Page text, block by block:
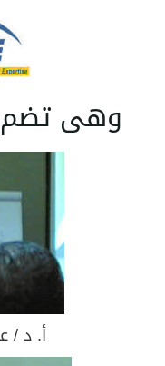
وهى تضم
أ. د /